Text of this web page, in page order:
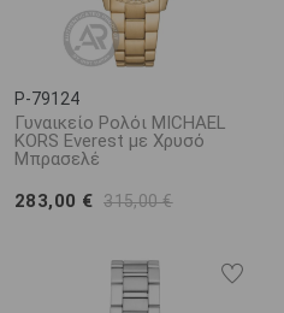
P-79124
Γυναικείο Ρολόι MICHAEL
KORS Everest με Χρυσό
Μπρασελέ
283,00 € 315,00 €